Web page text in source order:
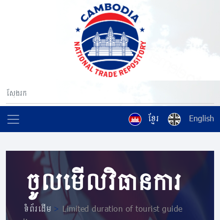
ខ្មែរ English
ចូលមើលវិធានការ
ទំព័រដើម> Limited duration of tourist guide